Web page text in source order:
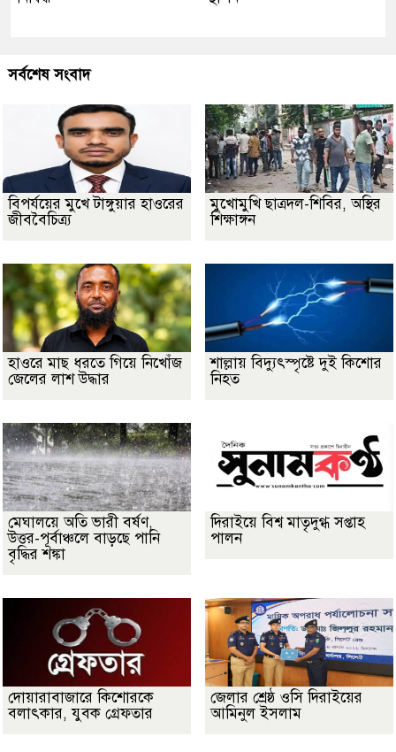
সর্বশেষ সংবাদ
বিপর্যয়ের মুখে টাঙ্গুয়ার হাওরের
জীববৈচিত্র্য
মুখোমুখি ছাত্রদল-শিবির, অস্থির
শিক্ষাঙ্গন
হাওরে মাছ ধরতে গিয়ে নিখোঁজ
জেলের লাশ উদ্ধার
শাল্লায় বিদ্যুৎস্পৃষ্টে দুই কিশোর
নিহত
মেঘালয়ে অতি ভারী বর্ষণ,
উত্তর-পূর্বাঞ্চলে বাড়ছে পানি
বৃদ্ধির শঙ্কা
দিরাইয়ে বিশ্ব মাতৃদুগ্ধ সপ্তাহ
পালন
দোয়ারাবাজারে কিশোরকে
বলাৎকার, যুবক গ্রেফতার
জেলার শ্রেষ্ঠ ওসি দিরাইয়ের
আমিনুল ইসলাম